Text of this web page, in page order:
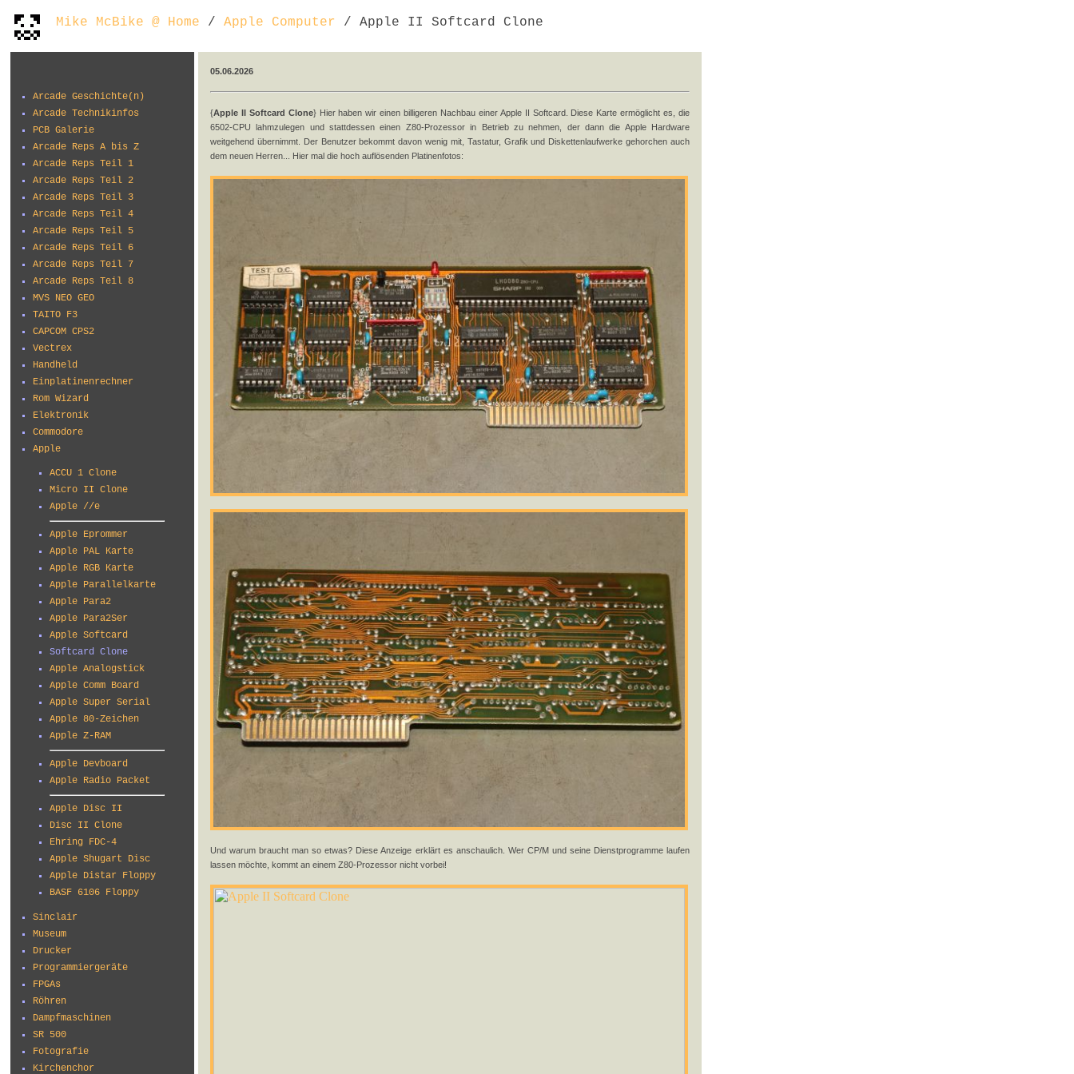
Mike McBike @ Home / Apple Computer / Apple II Softcard Clone
Arcade Geschichte(n)
Arcade Technikinfos
PCB Galerie
Arcade Reps A bis Z
Arcade Reps Teil 1
Arcade Reps Teil 2
Arcade Reps Teil 3
Arcade Reps Teil 4
Arcade Reps Teil 5
Arcade Reps Teil 6
Arcade Reps Teil 7
Arcade Reps Teil 8
MVS NEO GEO
TAITO F3
CAPCOM CPS2
Vectrex
Handheld
Einplatinenrechner
Rom Wizard
Elektronik
Commodore
Apple
ACCU 1 Clone
Micro II Clone
Apple //e
Apple Eprommer
Apple PAL Karte
Apple RGB Karte
Apple Parallelkarte
Apple Para2
Apple Para2Ser
Apple Softcard
Softcard Clone
Apple Analogstick
Apple Comm Board
Apple Super Serial
Apple 80-Zeichen
Apple Z-RAM
Apple Devboard
Apple Radio Packet
Apple Disc II
Disc II Clone
Ehring FDC-4
Apple Shugart Disc
Apple Distar Floppy
BASF 6106 Floppy
Sinclair
Museum
Drucker
Programmiergeräte
FPGAs
Röhren
Dampfmaschinen
SR 500
Fotografie
Kirchenchor
05.06.2026
{Apple II Softcard Clone} Hier haben wir einen billigeren Nachbau einer Apple II Softcard. Diese Karte ermöglicht es, die
6502-CPU lahmzulegen und stattdessen einen Z80-Prozessor in Betrieb zu nehmen, der dann die Apple Hardware
weitgehend übernimmt. Der Benutzer bekommt davon wenig mit, Tastatur, Grafik und Diskettenlaufwerke gehorchen auch
dem neuen Herren... Hier mal die hoch auflösenden Platinenfotos:
Und warum braucht man so etwas? Diese Anzeige erklärt es anschaulich. Wer CP/M und seine Dienstprogramme laufen
lassen möchte, kommt an einem Z80-Prozessor nicht vorbei!